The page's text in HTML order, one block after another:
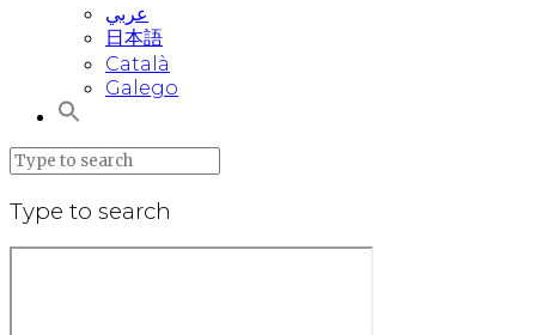
عربي
日本語
Català
Galego
Type to search